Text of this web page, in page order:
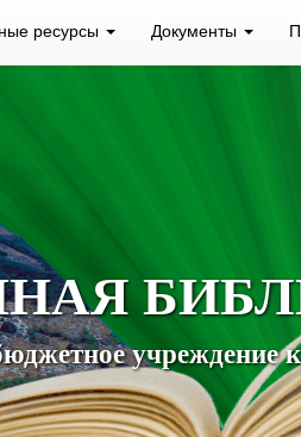
ресурсы Документы
учреждение